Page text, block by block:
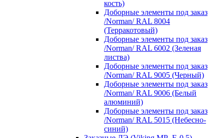
кость)
Доборные элементы под заказ
/Norman/ RAL 8004
(Терракотовый)
Доборные элементы под заказ
/Norman/ RAL 6002 (Зеленая
листва)
Доборные элементы под заказ
/Norman/ RAL 9005 (Черный)
Доборные элементы под заказ
/Norman/ RAL 9006 (Белый
алюминий)
Доборные элементы под заказ
/Norman/ RAL 5015 (Небесно-
синий)